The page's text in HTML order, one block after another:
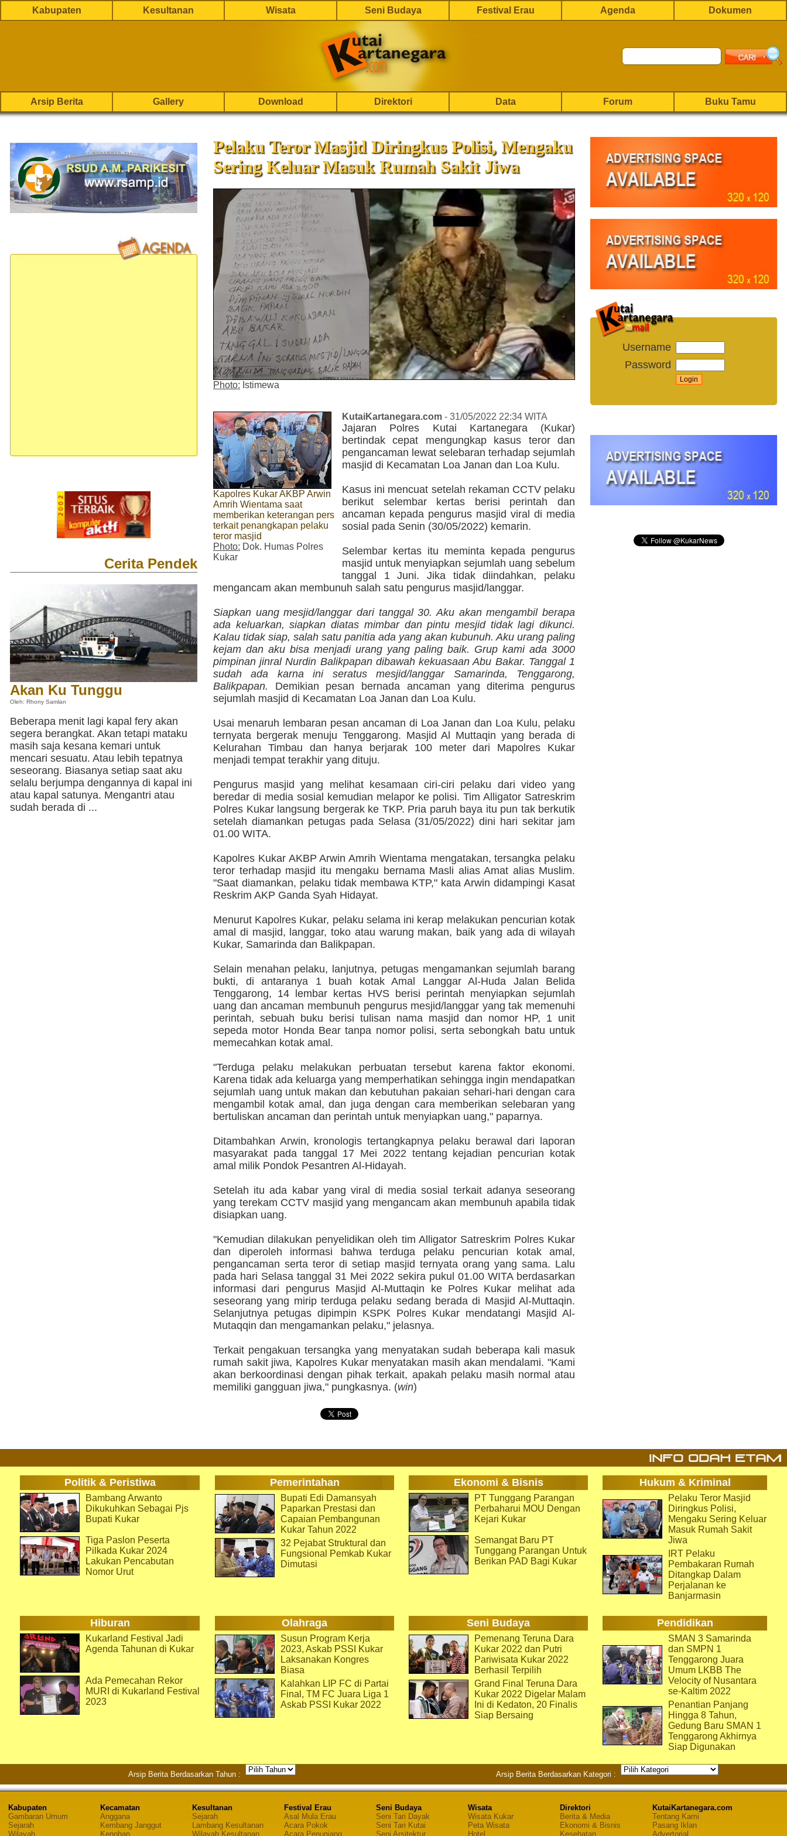
Kabupaten Kesultanan Wisata Seni Budaya Festival Erau Agenda Dokumen
Arsip Berita Gallery Download Direktori Data Forum Buku Tamu
Cerita Pendek
Akan Ku Tunggu
Oleh: Rhony Samlan
Beberapa menit lagi kapal fery akan
segera berangkat. Akan tetapi mataku
masih saja kesana kemari untuk
mencari sesuatu. Atau lebih tepatnya
seseorang. Biasanya setiap saat aku
selalu berjumpa dengannya di kapal ini
atau kapal satunya. Mengantri atau
sudah berada di ...
Pelaku Teror Masjid Diringkus Polisi, Mengaku
Sering Keluar Masuk Rumah Sakit Jiwa
Photo: Istimewa
Kapolres Kukar AKBP Arwin
Amrih Wientama saat
memberikan keterangan pers
terkait penangkapan pelaku
teror masjid
Photo: Dok. Humas Polres
Kukar
KutaiKartanegara.com - 31/05/2022 22:34 WITA
Jajaran Polres Kutai Kartanegara (Kukar)
bertindak cepat mengungkap kasus teror dan
pengancaman lewat selebaran terhadap sejumlah
masjid di Kecamatan Loa Janan dan Loa Kulu.
Kasus ini mencuat setelah rekaman CCTV pelaku
berikut selembar kertas berisi perintah dan
ancaman kepada pengurus masjid viral di media
sosial pada Senin (30/05/2022) kemarin.
Selembar kertas itu meminta kepada pengurus
masjid untuk menyiapkan sejumlah uang sebelum
tanggal 1 Juni. Jika tidak diindahkan, pelaku
mengancam akan membunuh salah satu pengurus masjid/langgar.
Siapkan uang mesjid/langgar dari tanggal 30. Aku akan mengambil berapa
ada keluarkan, siapkan diatas mimbar dan pintu mesjid tidak lagi dikunci.
Kalau tidak siap, salah satu panitia ada yang akan kubunuh. Aku urang paling
kejam dan aku bisa menjadi urang yang paling baik. Grup kami ada 3000
pimpinan jinral Nurdin Balikpapan dibawah kekuasaan Abu Bakar. Tanggal 1
sudah ada karna ini seratus mesjid/langgar Samarinda, Tenggarong,
Balikpapan. Demikian pesan bernada ancaman yang diterima pengurus
sejumlah masjid di Kecamatan Loa Janan dan Loa Kulu.
Usai menaruh lembaran pesan ancaman di Loa Janan dan Loa Kulu, pelaku
ternyata bergerak menuju Tenggarong. Masjid Al Muttaqin yang berada di
Kelurahan Timbau dan hanya berjarak 100 meter dari Mapolres Kukar
menjadi tempat terakhir yang dituju.
Pengurus masjid yang melihat kesamaan ciri-ciri pelaku dari video yang
beredar di media sosial kemudian melapor ke polisi. Tim Alligator Satreskrim
Polres Kukar langsung bergerak ke TKP. Pria paruh baya itu pun tak berkutik
setelah diamankan petugas pada Selasa (31/05/2022) dini hari sekitar jam
01.00 WITA.
Kapolres Kukar AKBP Arwin Amrih Wientama mengatakan, tersangka pelaku
teror terhadap masjid itu mengaku bernama Masli alias Amat alias Muslim.
"Saat diamankan, pelaku tidak membawa KTP," kata Arwin didampingi Kasat
Reskrim AKP Ganda Syah Hidayat.
Menurut Kapolres Kukar, pelaku selama ini kerap melakukan pencurian kotak
amal di masjid, langgar, toko atau warung makan, baik yang ada di wilayah
Kukar, Samarinda dan Balikpapan.
Selain menahan pelaku, lanjutnya, petugas mengamankan sejumlah barang
bukti, di antaranya 1 buah kotak Amal Langgar Al-Huda Jalan Belida
Tenggarong, 14 lembar kertas HVS berisi perintah menyiapkan sejumlah
uang dan ancaman membunuh pengurus mesjid/langgar yang tak memenuhi
perintah, sebuah buku berisi tulisan nama masjid dan nomor HP, 1 unit
sepeda motor Honda Bear tanpa nomor polisi, serta sebongkah batu untuk
memecahkan kotak amal.
"Terduga pelaku melakukan perbuatan tersebut karena faktor ekonomi.
Karena tidak ada keluarga yang memperhatikan sehingga ingin mendapatkan
sejumlah uang untuk makan dan kebutuhan pakaian sehari-hari dengan cara
mengambil kotak amal, dan juga dengan cara memberikan selebaran yang
bertuliskan ancaman dan perintah untuk menyiapkan uang," paparnya.
Ditambahkan Arwin, kronologis tertangkapnya pelaku berawal dari laporan
masyarakat pada tanggal 17 Mei 2022 tentang kejadian pencurian kotak
amal milik Pondok Pesantren Al-Hidayah.
Setelah itu ada kabar yang viral di media sosial terkait adanya seseorang
yang terekam CCTV masjid yang mengancam akan membunuh apabila tidak
disiapkan uang.
"Kemudian dilakukan penyelidikan oleh tim Alligator Satreskrim Polres Kukar
dan diperoleh informasi bahwa terduga pelaku pencurian kotak amal,
pengancaman serta teror di setiap masjid ternyata orang yang sama. Lalu
pada hari Selasa tanggal 31 Mei 2022 sekira pukul 01.00 WITA berdasarkan
informasi dari pengurus Masjid Al-Muttaqin ke Polres Kukar melihat ada
seseorang yang mirip terduga pelaku sedang berada di Masjid Al-Muttaqin.
Selanjutnya petugas dipimpin KSPK Polres Kukar mendatangi Masjid Al-
Mutaqqin dan mengamankan pelaku," jelasnya.
Terkait pengakuan tersangka yang menyatakan sudah beberapa kali masuk
rumah sakit jiwa, Kapolres Kukar menyatakan masih akan mendalami. "Kami
akan berkoordinasi dengan pihak terkait, apakah pelaku masih normal atau
memiliki gangguan jiwa," pungkasnya. (win)
Username
Password
Politik & Peristiwa Pemerintahan Ekonomi & Bisnis Hukum & Kriminal
Bambang Arwanto
Dikukuhkan Sebagai Pjs
Bupati Kukar
Tiga Paslon Peserta
Pilkada Kukar 2024
Lakukan Pencabutan
Nomor Urut
Bupati Edi Damansyah
Paparkan Prestasi dan
Capaian Pembangunan
Kukar Tahun 2022
32 Pejabat Struktural dan
Fungsional Pemkab Kukar
Dimutasi
PT Tunggang Parangan
Perbaharui MOU Dengan
Kejari Kukar
Semangat Baru PT
Tunggang Parangan Untuk
Berikan PAD Bagi Kukar
Pelaku Teror Masjid
Diringkus Polisi,
Mengaku Sering Keluar
Masuk Rumah Sakit
Jiwa
IRT Pelaku
Pembakaran Rumah
Ditangkap Dalam
Perjalanan ke
Banjarmasin
Hiburan Olahraga Seni Budaya Pendidikan
Kukarland Festival Jadi
Agenda Tahunan di Kukar
Ada Pemecahan Rekor
MURI di Kukarland Festival
2023
Susun Program Kerja
2023, Askab PSSI Kukar
Laksanakan Kongres
Biasa
Kalahkan LIP FC di Partai
Final, TM FC Juara Liga 1
Askab PSSI Kukar 2022
Pemenang Teruna Dara
Kukar 2022 dan Putri
Pariwisata Kukar 2022
Berhasil Terpilih
Grand Final Teruna Dara
Kukar 2022 Digelar Malam
Ini di Kedaton, 20 Finalis
Siap Bersaing
SMAN 3 Samarinda
dan SMPN 1
Tenggarong Juara
Umum LKBB The
Velocity of Nusantara
se-Kaltim 2022
Penantian Panjang
Hingga 8 Tahun,
Gedung Baru SMAN 1
Tenggarong Akhirnya
Siap Digunakan
Arsip Berita Berdasarkan Tahun : Arsip Berita Berdasarkan Kategori :
Kabupaten
Gambaran Umum
Sejarah
Wilayah
Kecamatan
Anggana
Kembang Janggut
Kenohan
Kesultanan
Sejarah
Lambang Kesultanan
Wilayah Kesultanan
Festival Erau
Asal Mula Erau
Acara Pokok
Acara Penunjang
Seni Budaya
Seni Tari Dayak
Seni Tari Kutai
Seni Arsitektur
Wisata
Wisata Kukar
Peta Wisata
Hotel
Direktori
Berita & Media
Ekonomi & Bisnis
Kesehatan
KutaiKartanegara.com
Tentang Kami
Pasang Iklan
Advertorial